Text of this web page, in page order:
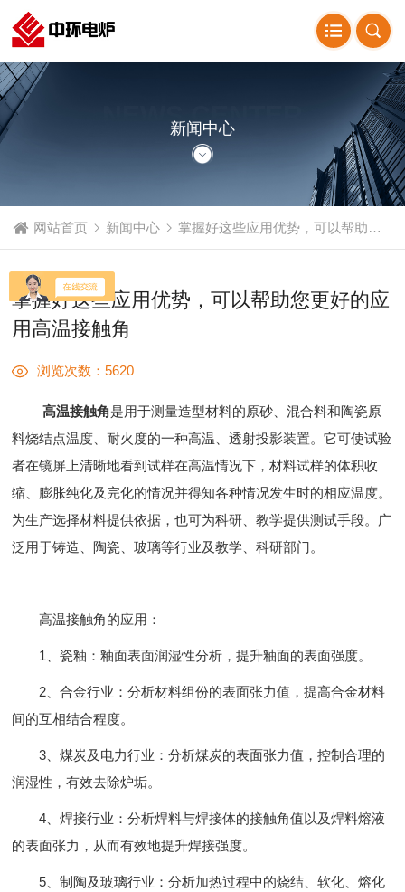
NEWS CENTER
新闻中心
网站首页 新闻中心 掌握好这些应用优势，可以帮助您更好的应用高温接触角
掌握好这些应用优势，可以帮助您更好的应
用高温接触角
浏览次数：5620
高温接触角是用于测量造型材料的原砂、混合料和陶瓷原
料烧结点温度、耐火度的一种高温、透射投影装置。它可使试验
者在镜屏上清晰地看到试样在高温情况下，材料试样的体积收
缩、膨胀纯化及完化的情况并得知各种情况发生时的相应温度。
为生产选择材料提供依据，也可为科研、教学提供测试手段。广
泛用于铸造、陶瓷、玻璃等行业及教学、科研部门。
高温接触角的应用：
1、瓷釉：釉面表面润湿性分析，提升釉面的表面强度。
2、合金行业：分析材料组份的表面张力值，提高合金材料
间的互相结合程度。
3、煤炭及电力行业：分析煤炭的表面张力值，控制合理的
润湿性，有效去除炉垢。
4、焊接行业：分析焊料与焊接体的接触角值以及焊料熔液
的表面张力，从而有效地提升焊接强度。
5、制陶及玻璃行业：分析加热过程中的烧结、软化、熔化